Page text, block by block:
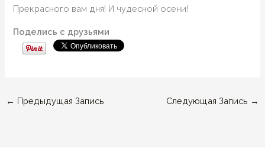
Прекрасного вам дня! И чудесной осени!
Поделись с друзьями
← Предыдущая Запись Следующая Запись →